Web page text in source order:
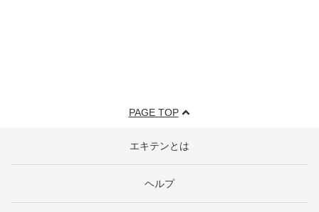
PAGE TOP
エキテンとは
ヘルプ